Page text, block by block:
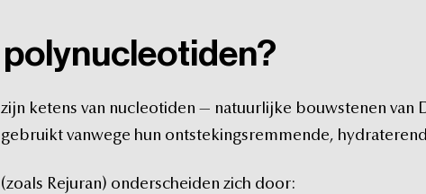
polynucleotiden?
zijn ketens van nucleotiden — natuurlijke bouwstenen van
gebruikt vanwege hun ontstekingsremmende,
(zoals Rejuran) onderscheiden zich door: